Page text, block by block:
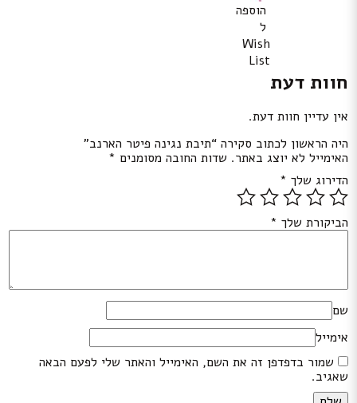
הוספה
ל
Wish
List
חוות דעת
אין עדיין חוות דעת.
היה הראשון לכתוב סקירה “תיבת נגינה פיטר הארנב”
האימייל לא יוצג באתר. שדות החובה מסומנים *
הדירוג שלך *
הביקורת שלך *
שם
אימייל
שמור בדפדפן זה את השם, האימייל והאתר שלי לפעם הבאה
שאגיב.